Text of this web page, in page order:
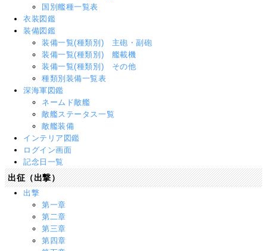
国別艦種一覧表
衣装図鑑
装備図鑑
装備一覧(種類別) 主砲・副砲
装備一覧(種類別) 艦載機
装備一覧(種類別) その他
種類別装備一覧表
深海軍図鑑
ネームド敵艦
敵艦ステータス一覧
敵艦装備
インテリア図鑑
ログイン画面
記念日一覧
出征（出撃）
出撃
第一章
第二章
第三章
第四章